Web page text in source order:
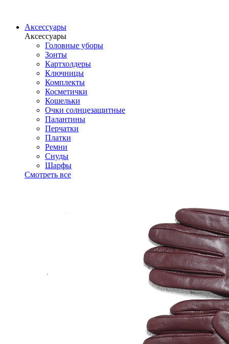
Аксессуары
Аксессуары
Головные уборы
Зонты
Картхолдеры
Ключницы
Комплекты
Косметички
Кошельки
Очки солнцезащитные
Палантины
Перчатки
Платки
Ремни
Снуды
Шарфы
Смотреть все